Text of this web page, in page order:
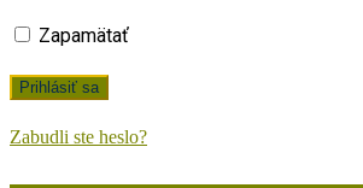
Zapamätať
Zabudli ste heslo?